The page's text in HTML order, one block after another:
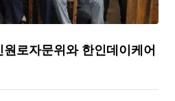
로자문위와 한인데이케어